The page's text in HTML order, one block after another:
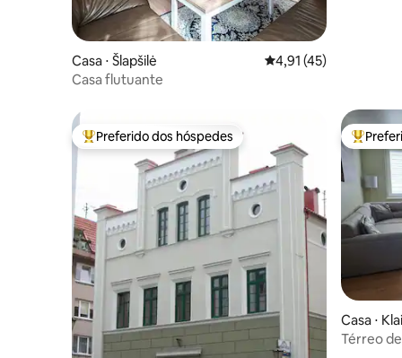
Casa ⋅ Šlapšilė 4,91 de uma avaliação
4,91 (45)
Casa flutuante
Entre os melhores preferidos dos hóspedes
Preferido dos hóspedes Entre os
Casa ⋅
Térreo